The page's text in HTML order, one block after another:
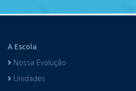
A Escola